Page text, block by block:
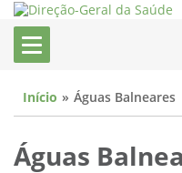
Início Águas Balneares
Águas